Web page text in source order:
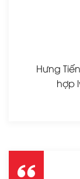
Hưng
hợp